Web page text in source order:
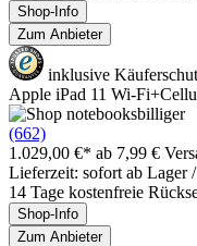
Shop-Info
Zum Anbieter
inklusive
Apple iPad 11 Wi-
(662)
1.029,00 €* ab 7,99 €
Lieferzeit: sofort ab Lager
14 Tage kostenfreie
Shop-Info
Zum Anbieter